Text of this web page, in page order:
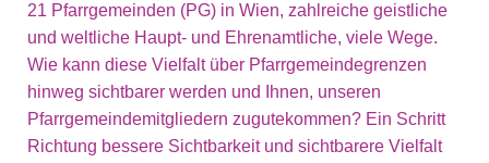
21 Pfarrgemeinden (PG) in Wien, zahlreiche geistliche
und weltliche Haupt- und Ehrenamtliche, viele Wege.
Wie kann diese Vielfalt über Pfarrgemeindegrenzen
hinweg sichtbarer werden und Ihnen, unseren
Pfarrgemeindemitgliedern zugutekommen? Ein Schritt
Richtung bessere Sichtbarkeit und sichtbarere Vielfalt